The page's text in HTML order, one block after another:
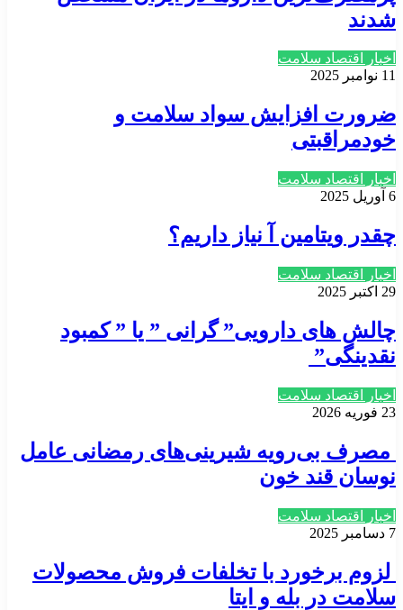
شدند
اخبار اقتصاد سلامت
11 نوامبر 2025
ضرورت افزایش سواد سلامت و
خودمراقبتی
اخبار اقتصاد سلامت
6 آوریل 2025
چقدر ویتامین آ نیاز داریم؟
اخبار اقتصاد سلامت
29 اکتبر 2025
چالش های دارویی” گرانی ” یا ” کمبود
نقدینگی”
اخبار اقتصاد سلامت
23 فوریه 2026
مصرف بی‌رویه شیرینی‌های رمضانی عامل
نوسان قند خون
اخبار اقتصاد سلامت
7 دسامبر 2025
لزوم برخورد با تخلفات فروش محصولات
سلامت در بله و ایتا